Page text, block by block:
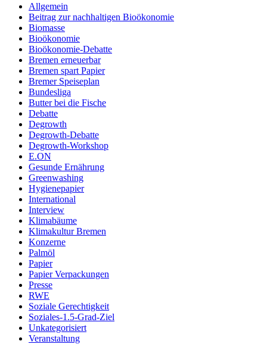
Allgemein
Beitrag zur nachhaltigen Bioökonomie
Biomasse
Bioökonomie
Bioökonomie-Debatte
Bremen erneuerbar
Bremen spart Papier
Bremer Speiseplan
Bundesliga
Butter bei die Fische
Debatte
Degrowth
Degrowth-Debatte
Degrowth-Workshop
E.ON
Gesunde Ernährung
Greenwashing
Hygienepapier
International
Interview
Klimabäume
Klimakultur Bremen
Konzerne
Palmöl
Papier
Papier Verpackungen
Presse
RWE
Soziale Gerechtigkeit
Soziales-1.5-Grad-Ziel
Unkategorisiert
Veranstaltung